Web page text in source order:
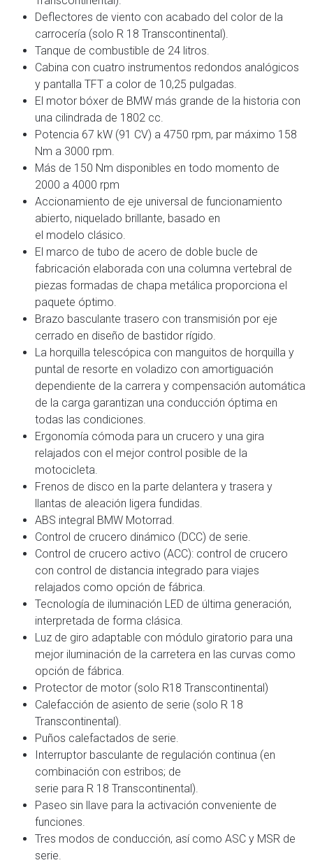
Deflectores de viento con acabado del color de la
carrocería (solo R 18 Transcontinental).
Tanque de combustible de 24 litros.
Cabina con cuatro instrumentos redondos analógicos
y pantalla TFT a color de 10,25 pulgadas.
El motor bóxer de BMW más grande de la historia con
una cilindrada de 1802 cc.
Potencia 67 kW (91 CV) a 4750 rpm, par máximo 158
Nm a 3000 rpm.
Más de 150 Nm disponibles en todo momento de
2000 a 4000 rpm
Accionamiento de eje universal de funcionamiento
abierto, niquelado brillante, basado en
el modelo clásico.
El marco de tubo de acero de doble bucle de
fabricación elaborada con una columna vertebral de
piezas formadas de chapa metálica proporciona el
paquete óptimo.
Brazo basculante trasero con transmisión por eje
cerrado en diseño de bastidor rígido.
La horquilla telescópica con manguitos de horquilla y
puntal de resorte en voladizo con amortiguación
dependiente de la carrera y compensación automática
de la carga garantizan una conducción óptima en
todas las condiciones.
Ergonomía cómoda para un crucero y una gira
relajados con el mejor control posible de la
motocicleta.
Frenos de disco en la parte delantera y trasera y
llantas de aleación ligera fundidas.
ABS integral BMW Motorrad.
Control de crucero dinámico (DCC) de serie.
Control de crucero activo (ACC): control de crucero
con control de distancia integrado para viajes
relajados como opción de fábrica.
Tecnología de iluminación LED de última generación,
interpretada de forma clásica.
Luz de giro adaptable con módulo giratorio para una
mejor iluminación de la carretera en las curvas como
opción de fábrica.
Protector de motor (solo R18 Transcontinental)
Calefacción de asiento de serie (solo R 18
Transcontinental).
Puños calefactados de serie.
Interruptor basculante de regulación continua (en
combinación con estribos; de
serie para R 18 Transcontinental).
Paseo sin llave para la activación conveniente de
funciones.
Tres modos de conducción, así como ASC y MSR de
serie.